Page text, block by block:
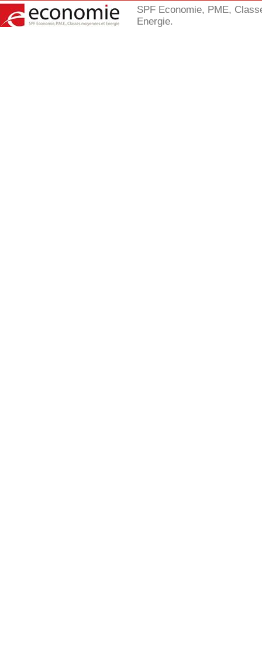
SPF Economie, PME,
Energie.